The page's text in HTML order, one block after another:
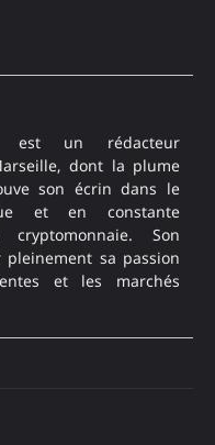
est un rédacteur
dont la plume
son écrin dans le
et en constante
Son
sa passion
et les marchés